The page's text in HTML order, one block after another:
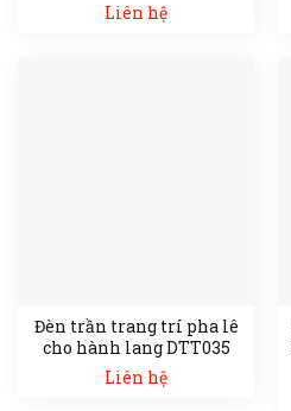
Liên hệ
Đèn trần trang trí pha lê
cho hành lang DTT035
Liên hệ